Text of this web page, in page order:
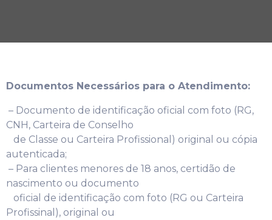
Documentos Necessários para o Atendimento:
– Documento de identificação oficial com foto (RG,
CNH, Carteira de Conselho
de Classe ou Carteira Profissional) original ou cópia
autenticada;
– Para clientes menores de 18 anos, certidão de
nascimento ou documento
oficial de identificação com foto (RG ou Carteira
Profissinal), original ou